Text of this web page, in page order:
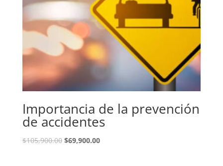
Importancia de la prevención
de accidentes
$105,900.00 El
$69,900.00El